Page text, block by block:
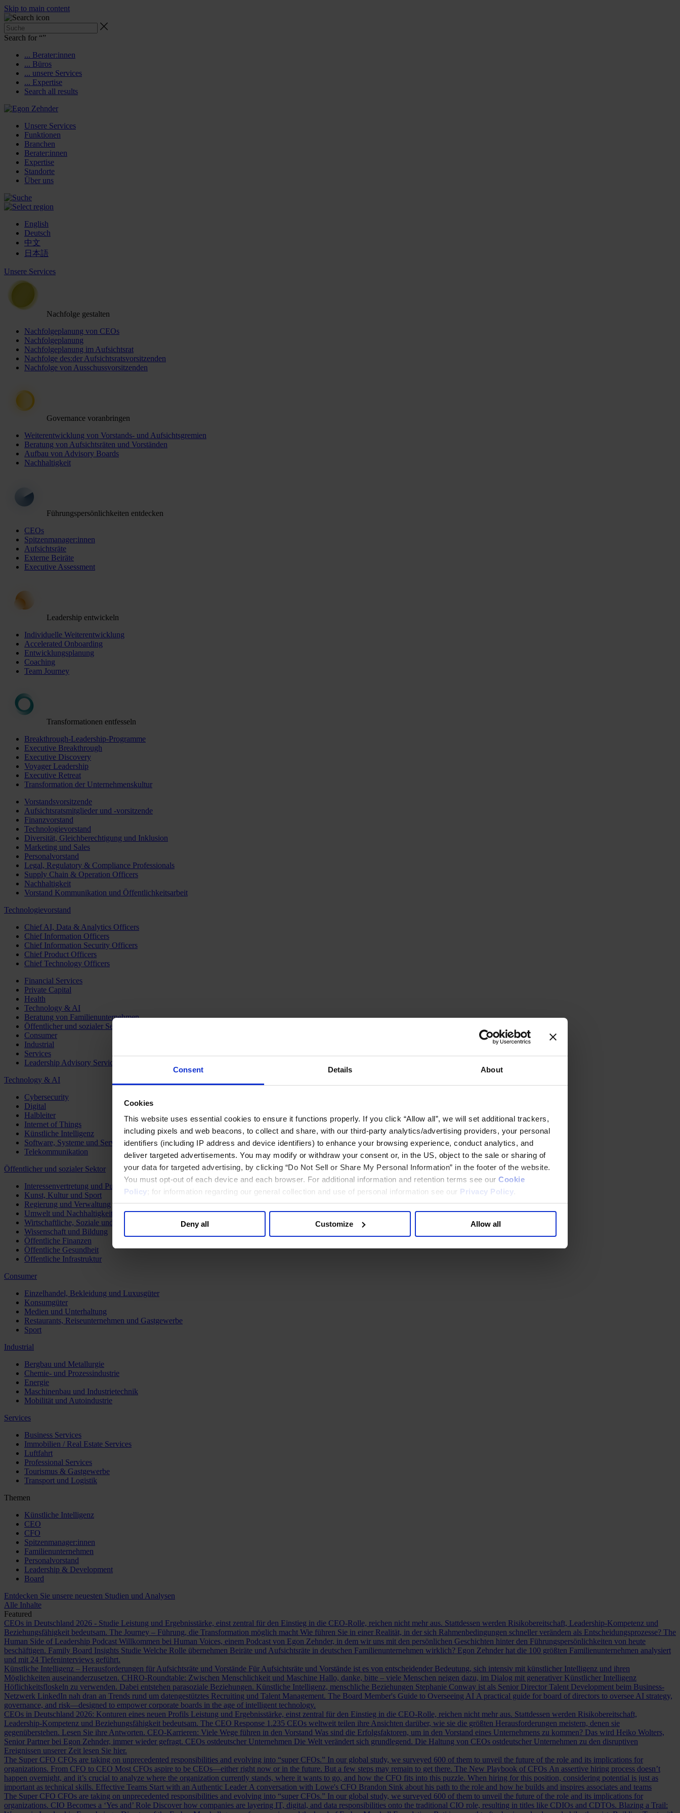
Consent Details About
Cookies
This website uses essential cookies to ensure it functions properly. If you click “Allow all”, we will set additional trackers,
including pixels and web beacons, to collect and share, with our third-party analytics/advertising providers, your personal
identifiers (including IP address and device identifiers) to enhance your browsing experience, conduct analytics, and
deliver targeted advertisements. You may modify or withdraw your consent or, in the US, object to the sale or sharing of
your data for targeted advertising, by clicking “Do Not Sell or Share My Personal Information” in the footer of the website.
You must opt-out of each device and each browser. For additional information and retention terms see our Cookie
Policy; for information regarding our general collection and use of personal information see our Privacy Policy
Deny all Customize Allow all
Skip to main content
Search for “”
... Berater:innen
... Büros
... unsere Services
... Expertise
Search all results
Unsere Services
Funktionen
Branchen
Berater:innen
Expertise
Standorte
Über uns
English
Deutsch
中文
日本語
Unsere Services
Nachfolge gestalten
Nachfolgeplanung von CEOs
Nachfolgeplanung
Nachfolgeplanung im Aufsichtsrat
Nachfolge des:der Aufsichtsratsvorsitzenden
Nachfolge von Ausschussvorsitzenden
Governance voranbringen
Weiterentwicklung von Vorstands- und Aufsichtsgremien
Beratung von Aufsichtsräten und Vorständen
Aufbau von Advisory Boards
Nachhaltigkeit
Führungspersönlichkeiten entdecken
CEOs
Spitzenmanager:innen
Aufsichtsräte
Externe Beiräte
Executive Assessment
Leadership entwickeln
Individuelle Weiterentwicklung
Accelerated Onboarding
Entwicklungsplanung
Coaching
Team Journey
Transformationen entfesseln
Breakthrough-Leadership-Programme
Executive Breakthrough
Executive Discovery
Voyager Leadership
Executive Retreat
Transformation der Unternehmenskultur
Vorstandsvorsitzende
Aufsichtsratsmitglieder und -vorsitzende
Finanzvorstand
Technologievorstand
Diversität, Gleichberechtigung und Inklusion
Marketing und Sales
Personalvorstand
Legal, Regulatory & Compliance Professionals
Supply Chain & Operation Officers
Nachhaltigkeit
Vorstand Kommunikation und Öffentlichkeitsarbeit
Technologievorstand
Chief AI, Data & Analytics Officers
Chief Information Officers
Chief Information Security Officers
Chief Product Officers
Chief Technology Officers
Financial Services
Private Capital
Health
Technology & AI
Beratung von Familienunternehmen
Öffentlicher und sozialer Sektor
Consumer
Industrial
Services
Leadership Advisory Services
Technology & AI
Cybersecurity
Digital
Halbleiter
Internet of Things
Künstliche Intelligenz
Software, Systeme und Services
Telekommunikation
Öffentlicher und sozialer Sektor
Interessenvertretung und Public Affairs
Kunst, Kultur und Sport
Regierung und Verwaltung
Umwelt und Nachhaltigkeit
Wirtschaftliche, Soziale und Humanitäre Entwicklung
Wissenschaft und Bildung
Öffentliche Finanzen
Öffentliche Gesundheit
Öffentliche Infrastruktur
Consumer
Einzelhandel, Bekleidung und Luxusgüter
Konsumgüter
Medien und Unterhaltung
Restaurants, Reiseunternehmen und Gastgewerbe
Sport
Industrial
Bergbau und Metallurgie
Chemie- und Prozessindustrie
Energie
Maschinenbau und Industrietechnik
Mobilität und Autoindustrie
Services
Business Services
Immobilien / Real Estate Services
Luftfahrt
Professional Services
Tourismus & Gastgewerbe
Transport und Logistik
Themen
Künstliche Intelligenz
CEO
CFO
Spitzenmanager:innen
Familienunternehmen
Personalvorstand
Leadership & Development
Board
Entdecken Sie unsere neuesten Studien und Analysen
Alle Inhalte
Featured
CEOs in Deutschland 2026 - Studie Leistung und Ergebnisstärke, einst zentral für den Einstieg in die CEO-Rolle, reichen nicht mehr aus. Stattdessen werden Risikobereitschaft, Leadership-Kompetenz und
Beziehungsfähigkeit bedeutsam. The Journey – Führung, die Transformation möglich macht Wie führen Sie in einer Realität, in der sich Rahmenbedingungen schneller verändern als Entscheidungsprozesse? The
Human Side of Leadership Podcast Willkommen bei Human Voices, einem Podcast von Egon Zehnder, in dem wir uns mit den persönlichen Geschichten hinter den Führungspersönlichkeiten von heute
beschäftigen. Family Board Insights Studie Welche Rolle übernehmen Beiräte und Aufsichtsräte in deutschen Familienunternehmen wirklich? Egon Zehnder hat die 100 größten Familienunternehmen analysiert
und mit 24 Tiefeninterviews geführt.
Künstliche Intelligenz – Herausforderungen für Aufsichtsräte und Vorstände Für Aufsichtsräte und Vorstände ist es von entscheidender Bedeutung, sich intensiv mit künstlicher Intelligenz und ihren
Möglichkeiten auseinanderzusetzen. CHRO-Roundtable: Zwischen Menschlichkeit und Maschine Hallo, danke, bitte – viele Menschen neigen dazu, im Dialog mit generativer Künstlicher Intelligenz
Höflichkeitsfloskeln zu verwenden. Dabei entstehen parasoziale Beziehungen. Künstliche Intelligenz, menschliche Beziehungen Stephanie Conway ist als Senior Director Talent Development beim Business-
Netzwerk LinkedIn nah dran an Trends rund um datengestütztes Recruiting und Talent Management. The Board Member's Guide to Overseeing AI A practical guide for board of directors to oversee AI strategy,
governance, and risk—designed to empower corporate boards in the age of intelligent technology.
CEOs in Deutschland 2026: Konturen eines neuen Profils Leistung und Ergebnisstärke, einst zentral für den Einstieg in die CEO-Rolle, reichen nicht mehr aus. Stattdessen werden Risikobereitschaft,
Leadership-Kompetenz und Beziehungsfähigkeit bedeutsam. The CEO Response 1.235 CEOs weltweit teilen ihre Ansichten darüber, wie sie die größten Herausforderungen meistern, denen sie
gegenüberstehen. Lesen Sie ihre Antworten. CEO-Karrieren: Viele Wege führen in den Vorstand Was sind die Erfolgsfaktoren, um in den Vorstand eines Unternehmens zu kommen? Das wird Heiko Wolters,
Senior Partner bei Egon Zehnder, immer wieder gefragt. CEOs ostdeutscher Unternehmen Die Welt verändert sich grundlegend. Die Haltung von CEOs ostdeutscher Unternehmen zu den disruptiven
Ereignissen unserer Zeit lesen Sie hier.
The Super CFO CFOs are taking on unprecedented responsibilities and evolving into “super CFOs.” In our global study, we surveyed 600 of them to unveil the future of the role and its implications for
organizations. From CFO to CEO Most CFOs aspire to be CEOs—either right now or in the future. But a few steps may remain to get there. The New Playbook of CFOs An assertive hiring process doesn’t
happen overnight, and it’s crucial to analyze where the organization currently stands, where it wants to go, and how the CFO fits into this puzzle. When hiring for this position, considering potential is just as
important as technical skills. Effective Teams Start with an Authentic Leader A conversation with Lowe's CFO Brandon Sink about his path to the role and how he builds and inspires associates and teams
The Super CFO CFOs are taking on unprecedented responsibilities and evolving into “super CFOs.” In our global study, we surveyed 600 of them to unveil the future of the role and its implications for
organizations. CIO Becomes a ‘Yes and’ Role Discover how companies are layering IT, digital, and data responsibilities onto the traditional CIO role, resulting in titles like CDIOs and CDTOs. Blazing a Trail: